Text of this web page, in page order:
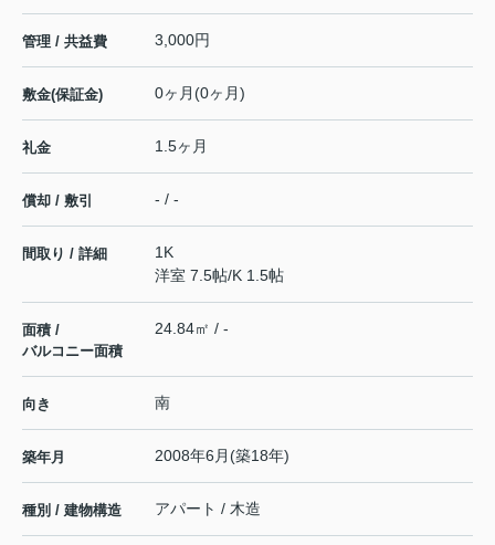
管理 / 共益費 3,000円
敷金(保証金) 0ヶ月(0ヶ月)
礼金 1.5ヶ月
償却 / 敷引 - / -
間取り / 詳細
1K
洋室 7.5帖/K 1.5帖
面積 /
バルコニー面積
24.84㎡ / -
向き 南
築年月 2008年6月(築18年)
種別 / 建物構造 アパート / 木造